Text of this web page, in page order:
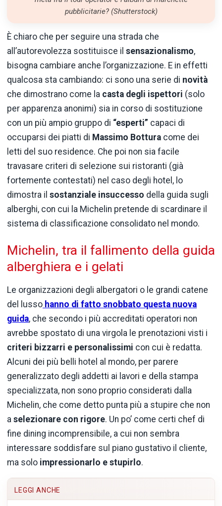
pubblicitarie? (Shutterstock)
È chiaro che per seguire una strada che
all’autorevolezza sostituisce il sensazionalismo,
bisogna cambiare anche l’organizzazione. E in effetti
qualcosa sta cambiando: ci sono una serie di novità
che dimostrano come la casta degli ispettori (solo
per apparenza anonimi) sia in corso di sostituzione
con un più ampio gruppo di “esperti” capaci di
occuparsi dei piatti di Massimo Bottura come dei
letti del suo residence. Che poi non sia facile
travasare criteri di selezione sui ristoranti (già
fortemente contestati) nel caso degli hotel, lo
dimostra il sostanziale insuccesso della guida sugli
alberghi, con cui la Michelin pretende di scardinare il
sistema di classificazione consolidato nel mondo.
Michelin, tra il fallimento della guida
alberghiera e i gelati
Le organizzazioni degli albergatori o le grandi catene
del lusso hanno di fatto snobbato questa nuova
guida, che secondo i più accreditati operatori non
avrebbe spostato di una virgola le prenotazioni visti i
criteri bizzarri e personalissimi con cui è redatta.
Alcuni dei più belli hotel al mondo, per parere
generalizzato degli addetti ai lavori e della stampa
specializzata, non sono proprio considerati dalla
Michelin, che come detto punta più a stupire che non
a selezionare con rigore. Un po’ come certi chef di
fine dining incomprensibile, a cui non sembra
interessare soddisfare sul piano gustativo il cliente,
ma solo impressionarlo e stupirlo.
LEGGI ANCHE